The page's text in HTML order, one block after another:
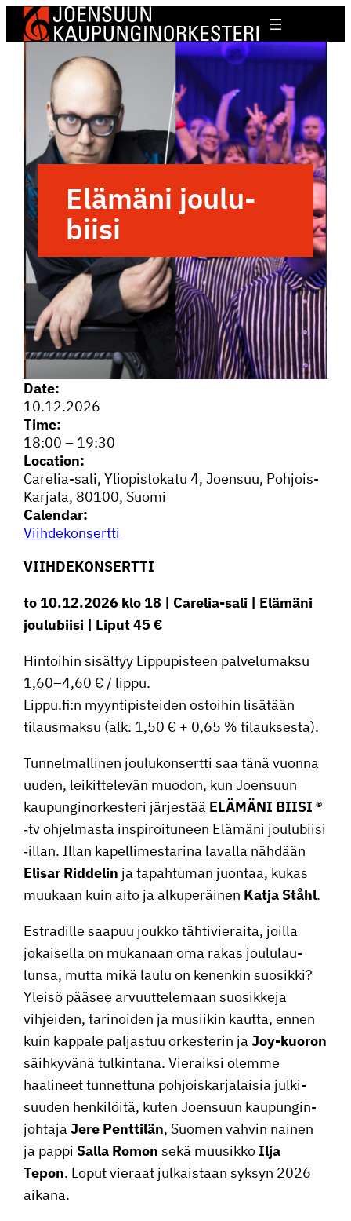
Elämäni joulu­
biisi
Date:
10.12.2026
Time:
18:00 – 19:30
Location:
Carelia-sali, Yliopis­to­katu 4, Joensuu, Pohjois-
Karjala, 80100, Suomi
Calendar:
Viihde­kon­sertti
VIIHDE­KON­SERTTI
to 10.12.2026 klo 18 | Carelia-sali | Elämäni
joulu­biisi | Liput 45 €
Hintoihin sisältyy Lippu­pis­teen palve­lu­maksu
1,60–4,60 € / lippu.
Lippu.fi:n myynti­pis­teiden ostoihin lisätään
tilaus­maksu (alk. 1,50 € + 0,65 % tilauksesta).
Tunnel­mal­linen joulu­kon­sertti saa tänä vuonna
uuden, leikit­te­levän muodon, kun Joensuun
kaupun­gi­nor­kes­teri järjestää ELÄMÄNI BIISI ®
‑tv ohjel­masta inspi­roi­tu­neen Elämäni joulu­biisi
‑illan. Illan kapel­li­mes­ta­rina lavalla nähdään
Elisar Riddelin ja tapah­tuman juontaa, kukas
muukaan kuin aito ja alkupe­räinen Katja Ståhl.
Estra­dille saapuu joukko tähti­vie­raita, joilla
jokai­sella on mukanaan oma rakas joulu­lau­
lunsa, mutta mikä laulu on kenenkin suosikki?
Yleisö pääsee arvuut­te­le­maan suosik­keja
vihjeiden, tarinoiden ja musiikin kautta, ennen
kuin kappale paljastuu orkes­terin jaJoy-kuoron
säihky­vänä tulkin­tana. Vieraiksi olemme
haalineet tunnet­tuna pohjois­kar­ja­laisia julki­
suuden henki­löitä, kuten Joensuun kaupun­gin­
joh­tajaJere Penttilän, Suomen vahvin nainen
ja pappi Salla Romon sekä muusikkoIlja
Tepon. Loput vieraat julkais­taan syksyn 2026
aikana.